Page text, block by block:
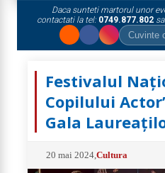
Daca sunteti martorul unor
contactati la tel: 0749.877.802
Festivalul
Copilului
Gala
20 mai 2024 ,Cultura